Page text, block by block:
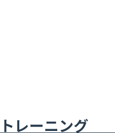
/トレーニン